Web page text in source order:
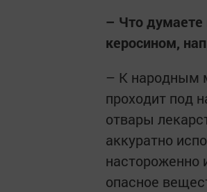
– Что думаете
керосином,
– К народным
проходит под
отвары
аккуратно
настороженно
опасное